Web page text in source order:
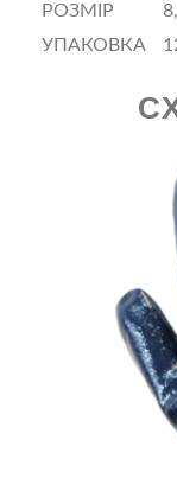
РОЗМІР
УПАКОВКА